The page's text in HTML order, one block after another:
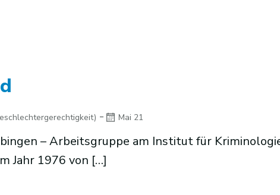
- Mai 21
– Arbeitsgruppe am Institut für
Jahr 1976 von […]